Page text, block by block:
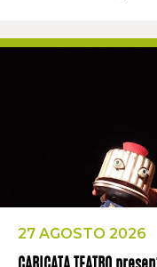
27 AGOSTO 2026